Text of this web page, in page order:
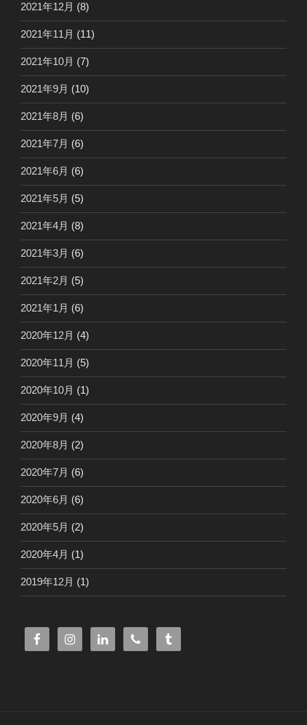
2021年12月 (8)
2021年11月 (11)
2021年10月 (7)
2021年9月 (10)
2021年8月 (6)
2021年7月 (6)
2021年6月 (6)
2021年5月 (5)
2021年4月 (8)
2021年3月 (6)
2021年2月 (5)
2021年1月 (6)
2020年12月 (4)
2020年11月 (5)
2020年10月 (1)
2020年9月 (4)
2020年8月 (2)
2020年7月 (6)
2020年6月 (6)
2020年5月 (2)
2020年4月 (1)
2019年12月 (1)